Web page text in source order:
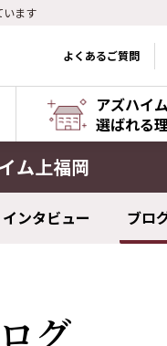
います
よくあるご質問
アズハイ
選ばれる
ム上福岡
インタビュー ブロ
グ